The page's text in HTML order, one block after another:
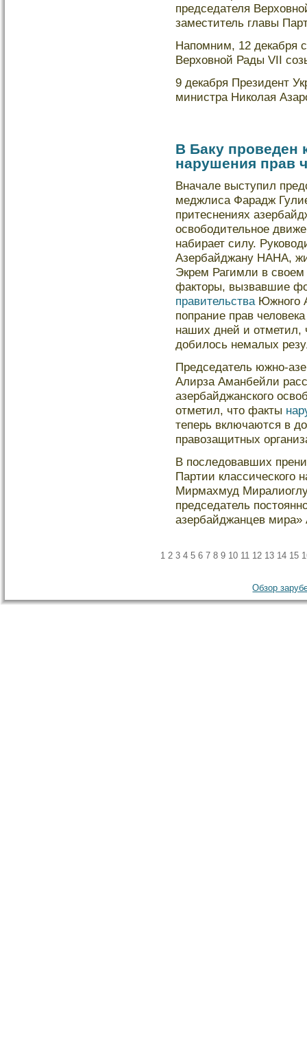
председателя
заместитель главы
Напомним, 12 декабря
Верховной Рады VII
9 декабря Президент
министра Николая
В Баку проведен
нарушения прав
Вначале выступил
меджлиса Фарадж
притеснениях
освободительное
набирает силу.
Азербайджану НАНА,
Экрем Рагимли в
факторы, вызвавшие
правительстваЮжного
попрание прав
наших дней и отметил,
добилось немалых
Председатель южно-
Алирза Аманбейли
азербайджанского
отметил, что факты
теперь включаются в
правозащитных
В последοвавших
Партии классическοго
Мирмахмуд
председатель
азербайджанцев мира»
1 2 3 4 5 6 7 8 9 10 11 12 13 14 15
Обзор